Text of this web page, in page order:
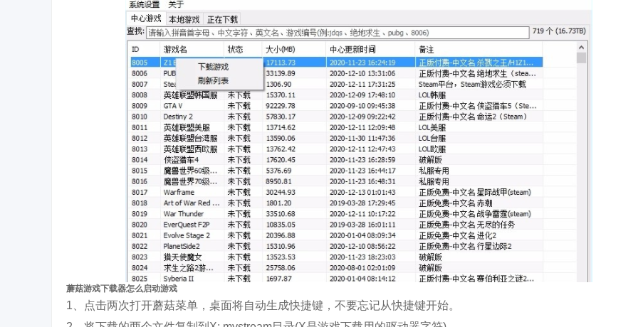
蘑菇游戏下载器怎么启动游戏
1、点击两次打开蘑菇菜单，桌面将自动生成快捷键，不要忘记从快捷键开始。